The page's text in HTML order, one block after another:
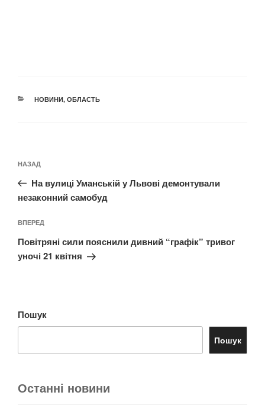
КАТЕГОРІЇ
НОВИНИ, ОБЛАСТЬ
записів
Попередній
запис:
НАЗАД
На вулиці Уманській у Львові демонтували
незаконний самобуд
Наступний
запис
ВПЕРЕД
Повітряні сили пояснили дивний “графік” тривог
уночі 21 квітня
Пошук
Пошук
Останні новини